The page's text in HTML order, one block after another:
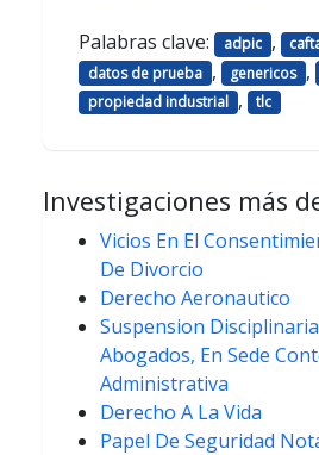
Palabras clave: adpic ,
datos de prueba , genericos ,
propiedad industrial , tlc
Investigaciones más
Vicios En El
De Divorcio
Derecho Aeronautico
Suspension
Abogados, En Sede
Administrativa
Derecho A La Vida
Papel De Seguridad